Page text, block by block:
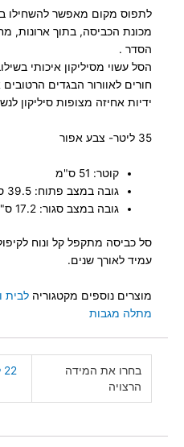
לתפוס מקום מאפשר להשחילו
מכונת הכביסה, בתוך ארונות,
הסדר .
הסל עשוי מסיליקון איכותי
חורים לאוורור הבגדים
ידיות אחיזה מצופות סיליקון
35 ליטר- צבע אפור
קוטר: 51 ס"מ
גובה במצב פתוח: 39.5 ס"מ
גובה במצב סגור: 17.2 ס"מ
סל כביסה מתקפל קל ונוח
עמיד לאורך שנים.
מוצרים נוספים מקטגוריה לבית
מתלה מגבות
בחרו את המידה
הרצויה
22 ליטר